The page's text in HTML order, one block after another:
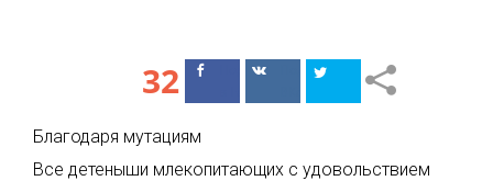
32
ПоделитьсяПоделиться
Благодаря мутациям
Все детеныши млекопитающих с удовольствием